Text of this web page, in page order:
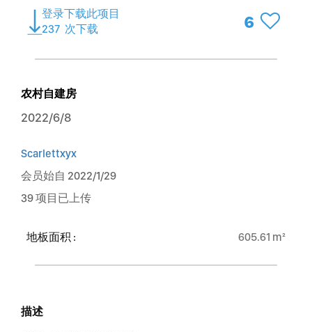
登录下载此项目
237 次下载 6
农村自建房
2022/6/8
Scarlettxyx
会员始自 2022/1/29
39 项目已上传
地板面积 : 605.61 m²
描述